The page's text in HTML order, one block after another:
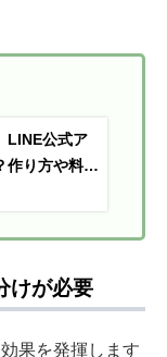
LINE公式ア
作り方や料
けが必要
果を発揮します